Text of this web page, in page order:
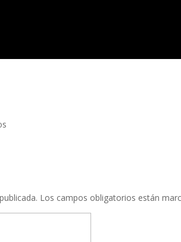
Los campos obligatorios están